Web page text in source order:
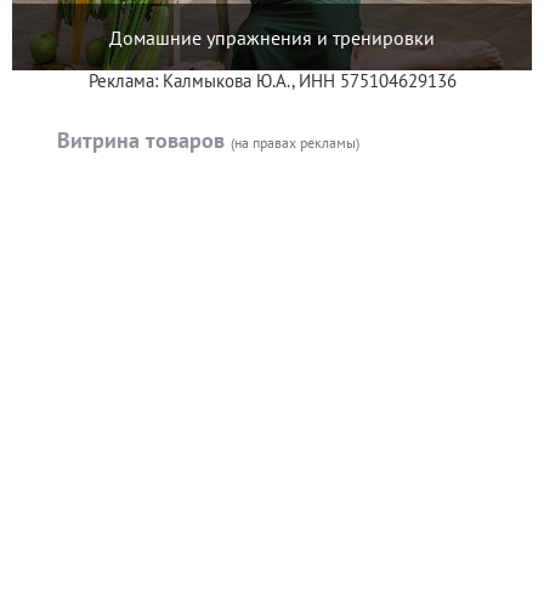
Домашние упражнения и тренировки
Реклама: Калмыкова Ю.А., ИНН 575104629136
Витрина товаров (на правах рекламы)